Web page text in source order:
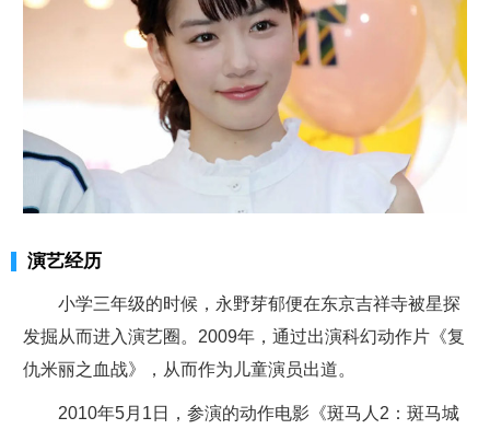
演艺经历
小学三年级的时候，永野芽郁便在东京吉祥寺被星探
发掘从而进入演艺圈。2009年，通过出演科幻动作片《复
仇米丽之血战》，从而作为儿童演员出道。
2010年5月1日，参演的动作电影《斑马人2：斑马城